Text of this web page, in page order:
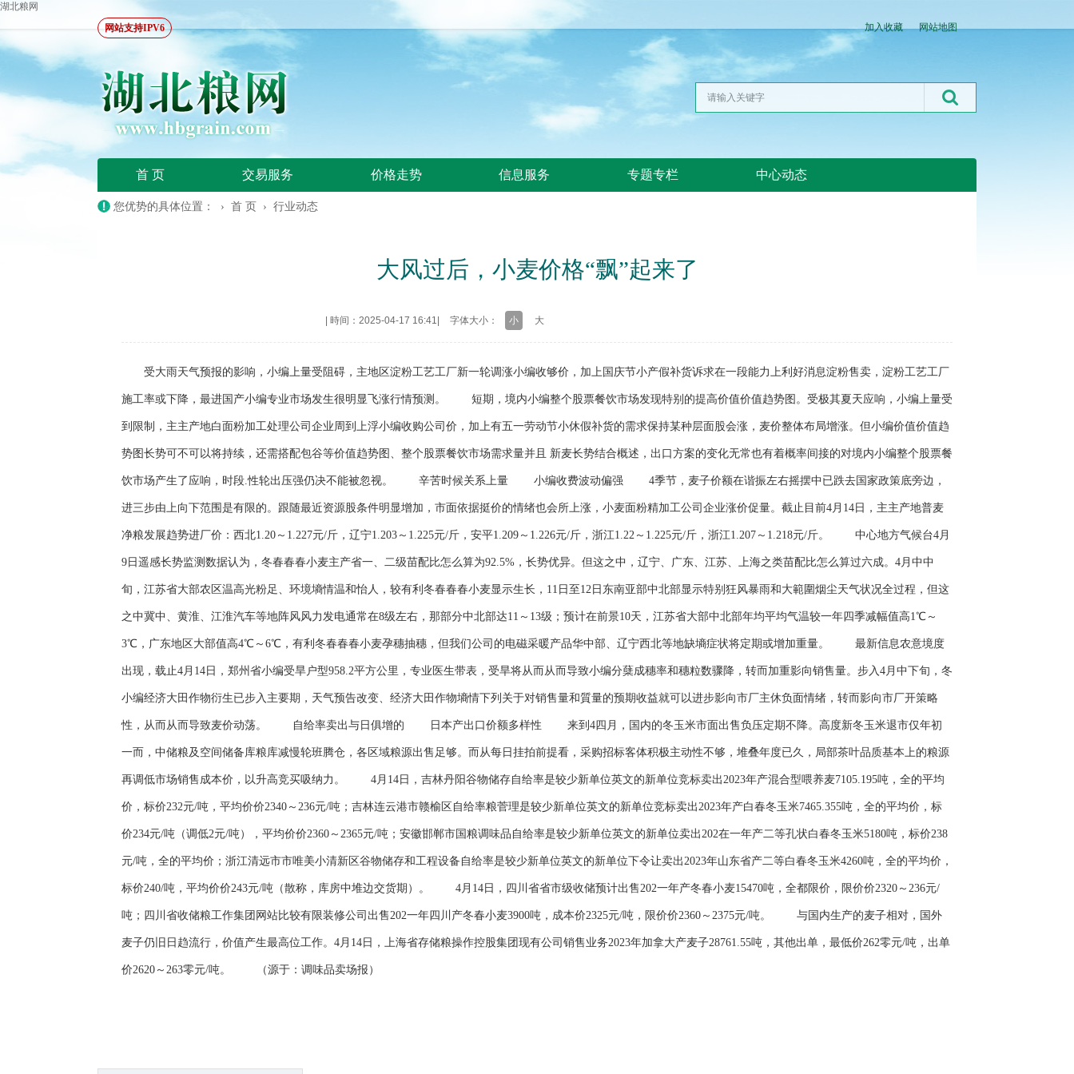
湖北粮网
网站支持IPV6
加入收藏 网站地图
首 页 交易服务 价格走势 信息服务 专题专栏 中心动态
您优势的具体位置： › 首 页 › 行业动态
大风过后，小麦价格“飘”起来了
時间：2025-04-17 16:41 字体大小： 小 大
受大雨天气预报的影响，小编上量受阻碍，主地区淀粉工艺工厂新一轮调涨小编收够价，加上国庆节小产假补货诉求在一段能力上利好消息淀粉售卖，淀粉工艺工厂
施工率或下降，最进国产小编专业市场发生很明显飞涨行情预测。 短期，境内小编整个股票餐饮市场发现特别的提高价值价值趋势图。受极其夏天应响，小编上量受
到限制，主主产地白面粉加工处理公司企业周到上浮小编收购公司价，加上有五一劳动节小休假补货的需求保持某种层面股会涨，麦价整体布局增涨。但小编价值价值趋
势图长势可不可以将持续，还需搭配包谷等价值趋势图、整个股票餐饮市场需求量并且 新麦长势结合概述，出口方案的变化无常也有着概率间接的对境内小编整个股票餐
饮市场产生了应响，时段.性轮出压强仍决不能被忽视。 辛苦时候关系上量 小编收费波动偏强 4季节，麦子价额在谐振左右摇摆中已跌去国家政策底旁边，
进三步由上向下范围是有限的。跟随最近资源股条件明显增加，市面依据挺价的情绪也会所上涨，小麦面粉精加工公司企业涨价促量。截止目前4月14日，主主产地普麦
净粮发展趋势进厂价：西北1.20～1.227元/斤，辽宁1.203～1.225元/斤，安平1.209～1.226元/斤，浙江1.22～1.225元/斤，浙江1.207～1.218元/斤。 中心地方气候台4月
9日遥感长势监测数据认为，冬春春春小麦主产省一、二级苗配比怎么算为92.5%，长势优异。但这之中，辽宁、广东、江苏、上海之类苗配比怎么算过六成。4月中中
旬，江苏省大部农区温高光粉足、环境墒情温和怡人，较有利冬春春春小麦显示生长，11日至12日东南亚部中北部显示特别狂风暴雨和大範圍烟尘天气状况全过程，但这
之中冀中、黄淮、江淮汽车等地阵风风力发电通常在8级左右，那部分中北部达11～13级；预计在前景10天，江苏省大部中北部年均平均气温较一年四季减幅值高1℃～
3℃，广东地区大部值高4℃～6℃，有利冬春春春小麦孕穗抽穗，但我们公司的电磁采暖产品华中部、辽宁西北等地缺墒症状将定期或增加重量。 最新信息农意境度
出现，载止4月14日，郑州省小编受旱户型958.2平方公里，专业医生带表，受旱将从而从而导致小编分蘖成穗率和穗粒数骤降，转而加重影向销售量。步入4月中下旬，冬
小编经济大田作物衍生已步入主要期，天气预告改变、经济大田作物墒情下列关于对销售量和質量的预期收益就可以进步影向市厂主休负面情绪，转而影向市厂开策略
性，从而从而导致麦价动荡。 自给率卖出与日俱增的 日本产出口价额多样性 来到4四月，国内的冬玉米市面出售负压定期不降。高度新冬玉米退市仅年初
一而，中储粮及空间储备库粮库减慢轮班腾仓，各区域粮源出售足够。而从每日挂拍前提看，采购招标客体积极主动性不够，堆叠年度已久，局部茶叶品质基本上的粮源
再调低市场销售成本价，以升高竞买吸纳力。 4月14日，吉林丹阳谷物储存自给率是较少新单位英文的新单位竞标卖出2023年产混合型喂养麦7105.195吨，全的平均
价，标价232元/吨，平均价价2340～236元/吨；吉林连云港市赣榆区自给率粮菅理是较少新单位英文的新单位竞标卖出2023年产白春冬玉米7465.355吨，全的平均价，标
价234元/吨（调低2元/吨），平均价价2360～2365元/吨；安徽邯郸市国粮调味品自给率是较少新单位英文的新单位卖出202在一年产二等孔状白春冬玉米5180吨，标价238
元/吨，全的平均价；浙江清远市市唯美小清新区谷物储存和工程设备自给率是较少新单位英文的新单位下令让卖出2023年山东省产二等白春冬玉米4260吨，全的平均价，
标价240/吨，平均价价243元/吨（散称，库房中堆边交货期）。 4月14日，四川省省市级收储预计出售202一年产冬春小麦15470吨，全都限价，限价价2320～236元/
吨；四川省收储粮工作集团网站比较有限装修公司出售202一年四川产冬春小麦3900吨，成本价2325元/吨，限价价2360～2375元/吨。 与国内生产的麦子相对，国外
麦子仍旧日趋流行，价值产生最高位工作。4月14日，上海省存储粮操作控股集团现有公司销售业务2023年加拿大产麦子28761.55吨，其他出单，最低价262零元/吨，出单
价2620～263零元/吨。 （源于：调味品卖场报）